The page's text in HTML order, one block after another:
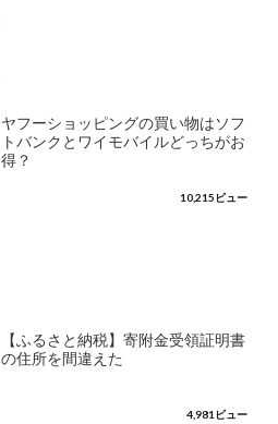
ヤフーショッピングの買い物はソフ
トバンクとワイモバイルどっちがお
得？
10,215ビュー
【ふるさと納税】寄附金受領証明書
の住所を間違えた
4,981ビュー